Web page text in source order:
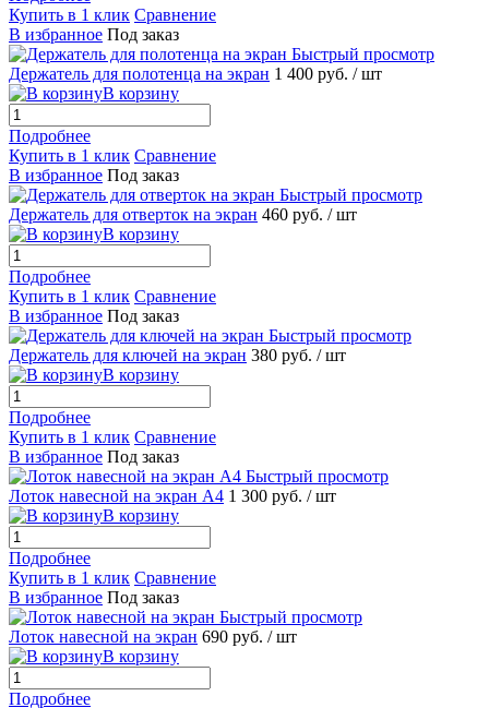
Купить в 1 клик Сравнение
В избранное Под заказ
Быстрый просмотр
Держатель для полотенца на экран 1 400 руб. / шт
В корзину
Подробнее
Купить в 1 клик Сравнение
В избранное Под заказ
Быстрый просмотр
Держатель для отверток на экран 460 руб. / шт
В корзину
Подробнее
Купить в 1 клик Сравнение
В избранное Под заказ
Быстрый просмотр
Держатель для ключей на экран 380 руб. / шт
В корзину
Подробнее
Купить в 1 клик Сравнение
В избранное Под заказ
Быстрый просмотр
Лоток навесной на экран А4 1 300 руб. / шт
В корзину
Подробнее
Купить в 1 клик Сравнение
В избранное Под заказ
Быстрый просмотр
Лоток навесной на экран 690 руб. / шт
В корзину
Подробнее